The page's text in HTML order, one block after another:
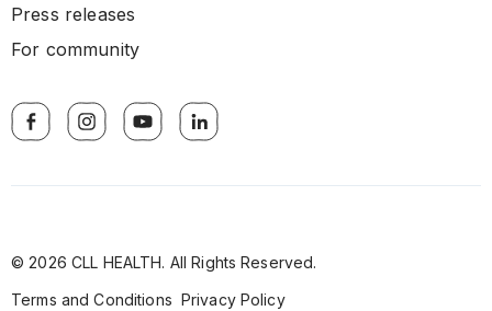
Press releases
For community
© 2026 CLL HEALTH. All Rights Reserved.
Terms and Conditions Privacy Policy